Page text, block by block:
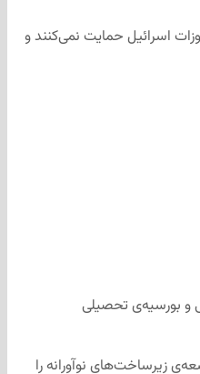
اسرائیل حمایت نمی‌کنند و
و بورسیه‌ی تحصیلی
زیرساخت‌های نوآورانه را